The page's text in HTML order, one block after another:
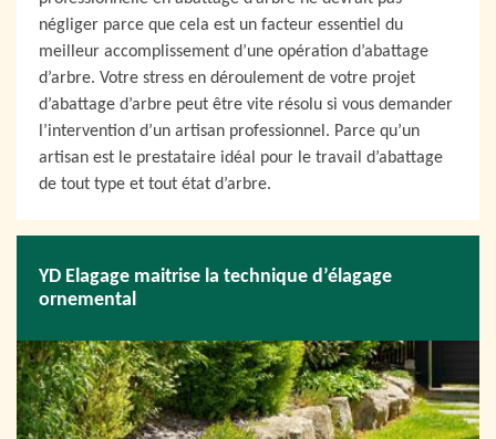
négliger parce que cela est un facteur essentiel du
meilleur accomplissement d’une opération d’abattage
d’arbre. Votre stress en déroulement de votre projet
d’abattage d’arbre peut être vite résolu si vous demander
l’intervention d’un artisan professionnel. Parce qu’un
artisan est le prestataire idéal pour le travail d’abattage
de tout type et tout état d’arbre.
YD Elagage maitrise la technique d’élagage
ornemental